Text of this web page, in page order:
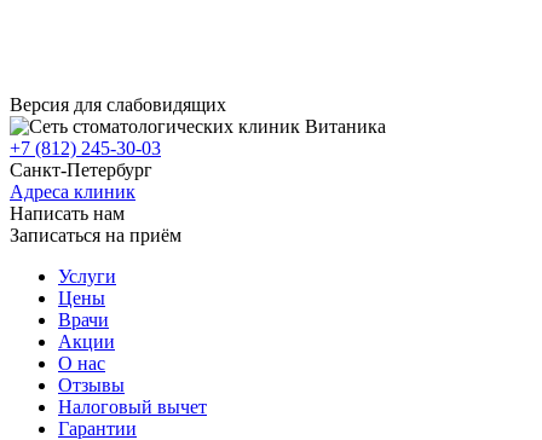
Версия для слабовидящих
+7 (812) 245-30-03
Санкт-Петербург
Адреса клиник
Написать нам
Записаться на приём
Услуги
Цены
Врачи
Акции
О нас
Отзывы
Налоговый вычет
Гарантии